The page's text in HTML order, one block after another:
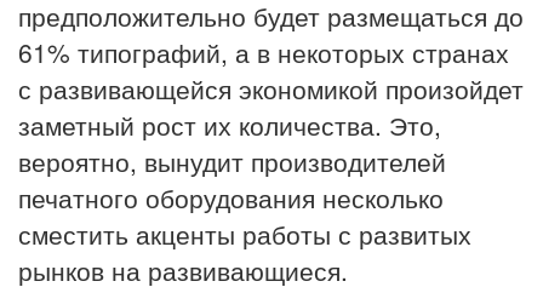
предположительно будет размещаться до
61% типографий, а в некоторых странах
с развивающейся экономикой произойдет
заметный рост их количества. Это,
вероятно, вынудит производителей
печатного оборудования несколько
сместить акценты работы с развитых
рынков на развивающиеся.